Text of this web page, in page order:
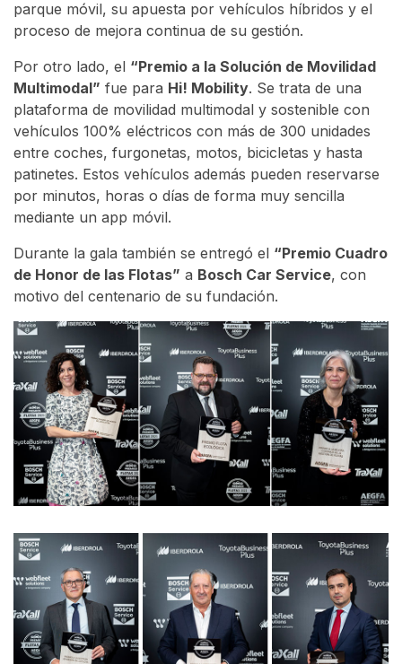
parque móvil, su apuesta por vehículos híbridos y el
proceso de mejora continua de su gestión.
Por otro lado, el “Premio a la Solución de Movilidad
Multimodal” fue para Hi! Mobility. Se trata de una
plataforma de movilidad multimodal y sostenible con
vehículos 100% eléctricos con más de 300 unidades
entre coches, furgonetas, motos, bicicletas y hasta
patinetes. Estos vehículos además pueden reservarse
por minutos, horas o días de forma muy sencilla
mediante un app móvil.
Durante la gala también se entregó el “Premio Cuadro
de Honor de las Flotas” a Bosch Car Service, con
motivo del centenario de su fundación.